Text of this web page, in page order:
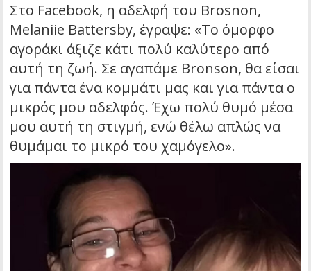
Στο Facebook, η αδελφή του Brosnon,
Melaniie Battersby, έγραψε: «Το όμορφο
αγοράκι άξιζε κάτι πολύ καλύτερο από
αυτή τη ζωή. Σε αγαπάμε Bronson, θα είσαι
για πάντα ένα κομμάτι μας και για πάντα ο
μικρός μου αδελφός. Έχω πολύ θυμό μέσα
μου αυτή τη στιγμή, ενώ θέλω απλώς να
θυμάμαι το μικρό του χαμόγελο».